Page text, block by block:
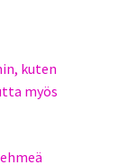
kuten
myös